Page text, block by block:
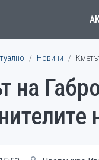
Новини
на